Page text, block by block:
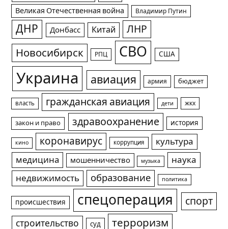
Великая Отечественная война Владимир Путин
ДНР Донбасс Китай ЛНР
Новосибирск РПЦ СВО США
Украина авиация армия бюджет
власть гражданская авиация дети жкх
закон и право здравоохранение история
кино коронавирус коррупция
культура
медицина
мошенничество музыка
наука
недвижимость
образование политика
происшествия спецоперация спорт
строительство суд терроризм